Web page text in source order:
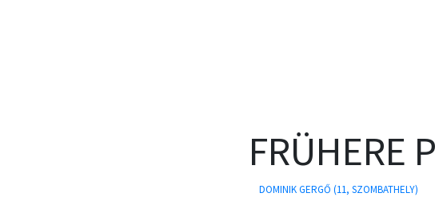
FRÜHERE
DOMINIK GERGŐ (11, SZOMBATHELY)